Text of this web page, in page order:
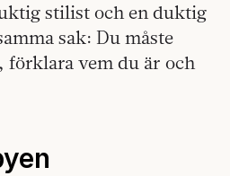
stilist och en duktig
sak: Du måste
förklara vem du är och